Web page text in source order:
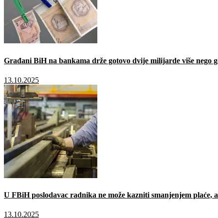
Građani BiH na bankama drže gotovo dvije milijarde više nego
13.10.2025
U FBiH poslodavac radnika ne može kazniti smanjenjem plaće,
13.10.2025